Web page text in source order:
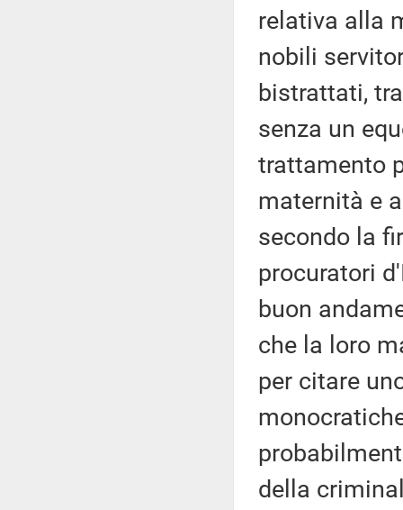
relativa alla
nobili
bistrattati,
senza un
trattamento
maternità e
secondo la
procuratori
buon
che la loro
per citare
della